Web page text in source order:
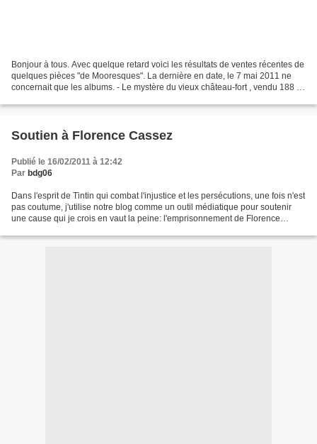
Bonjour à tous. Avec quelque retard voici les résultats de ventes récentes de
quelques pièces "de Mooresques". La dernière en date, le 7 mai 2011 ne
concernait que les albums. - Le mystère du vieux château-fort , vendu 188 €
Soutien à Florence Cassez
Publié le 16/02/2011 à 12:42
Par bdg06
Dans l'esprit de Tintin qui combat l'injustice et les persécutions, une fois n'est
pas coutume, j'utilise notre blog comme un outil médiatique pour soutenir
une cause qui je crois en vaut la peine: l'emprisonnement de Florence